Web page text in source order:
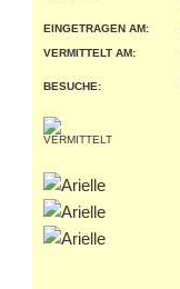
EINGETRAGEN AM:
VERMITTELT AM:
BESUCHE: